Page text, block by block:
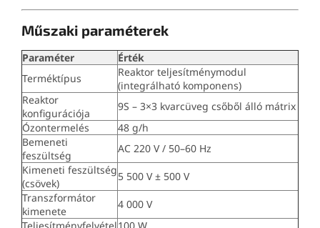
Műszaki paraméterek
Paraméter
Érték
Terméktípus
Reaktor teljesítménymodul
(integrálható komponens)
Reaktor
konfigurációja
9S – 3×3 kvarcüveg csőből álló mátrix
Ózontermelés
48 g/h
Bemeneti
feszültség
AC 220 V / 50–60 Hz
Kimeneti feszültség
(csövek)
5 500 V ± 500 V
Transzformátor
kimenete
4 000 V